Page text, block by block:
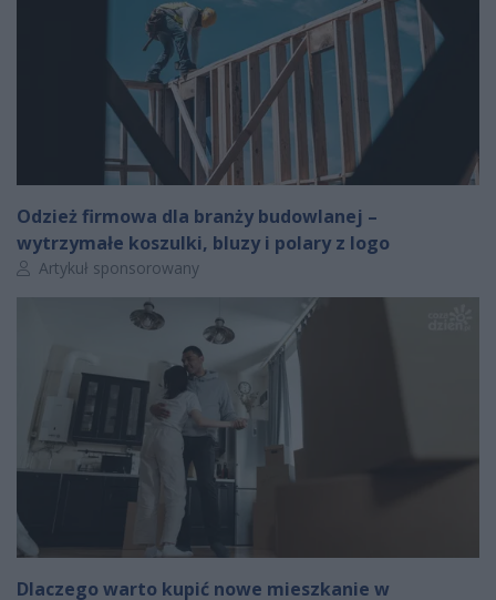
Odzież firmowa dla branży budowlanej –
wytrzymałe koszulki, bluzy i polary z logo
Autor artykułu:
Artykuł sponsorowany
Dlaczego warto kupić nowe mieszkanie w